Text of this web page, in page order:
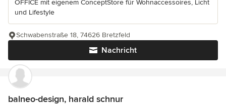
OFFICE mit eigenem ConceptStore für Wohnaccessoires, Licht
und Lifestyle
Nachricht
Schwabenstraße 18, 74626 Bretzfeld
balneo-design, harald schnur